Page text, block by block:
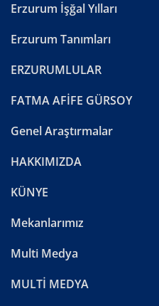
Erzurum İşğal Yılları
Erzurum Tanımları
ERZURUMLULAR
FATMA AFİFE GÜRSOY
Genel Araştırmalar
HAKKIMIZDA
KÜNYE
Mekanlarımız
Multi Medya
MULTİ MEDYA